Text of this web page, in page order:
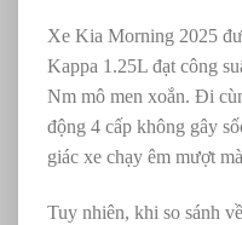
Xe Kia Morning 2025
Kappa 1.25L đạt công
Nm mô men xoắn. Đi
động 4 cấp không gây
giác xe chạy êm mượt
Tuy nhiên, khi so sánh